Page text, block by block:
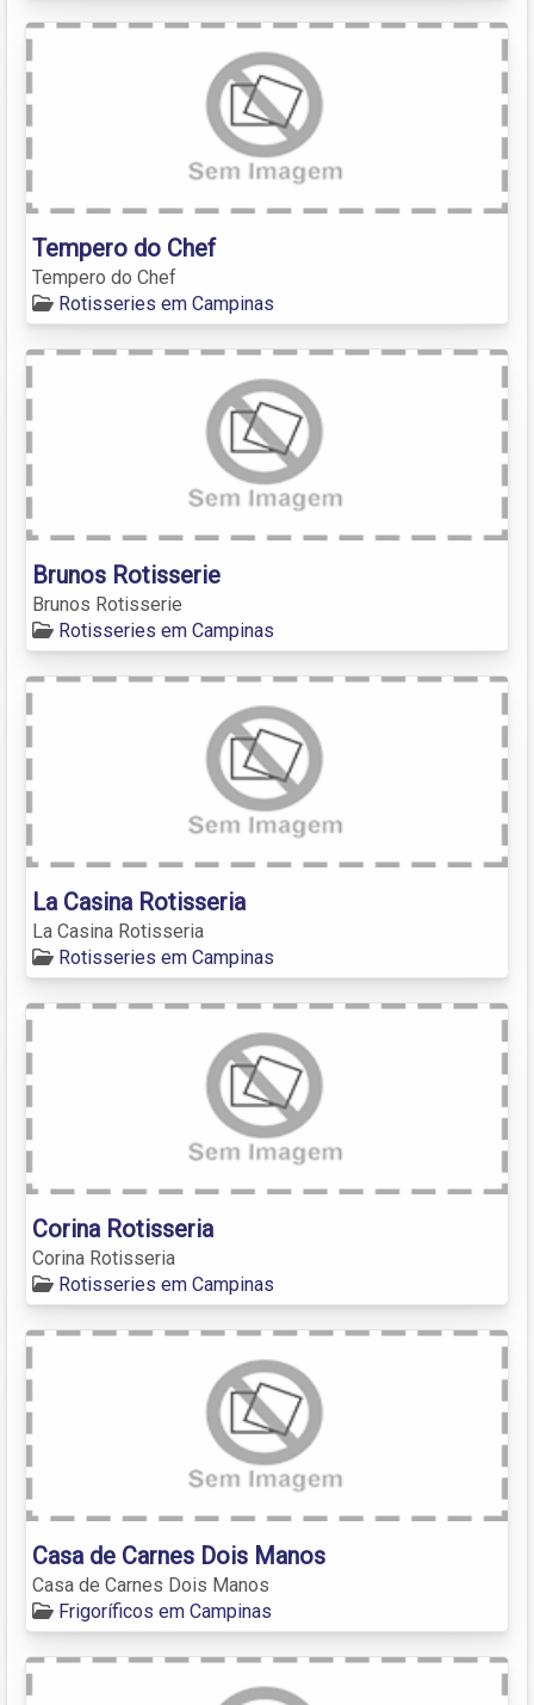
Tempero do Chef
Tempero do Chef
Rotisseries em Campinas
Brunos Rotisserie
Brunos Rotisserie
Rotisseries em Campinas
La Casina Rotisseria
La Casina Rotisseria
Rotisseries em Campinas
Corina Rotisseria
Corina Rotisseria
Rotisseries em Campinas
Casa de Carnes Dois Manos
Casa de Carnes Dois Manos
Frigoríficos em Campinas